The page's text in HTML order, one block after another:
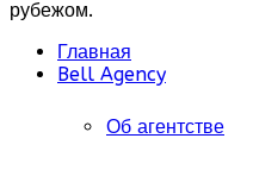
рубежом.
Главная
Bell Agency
Об агентстве